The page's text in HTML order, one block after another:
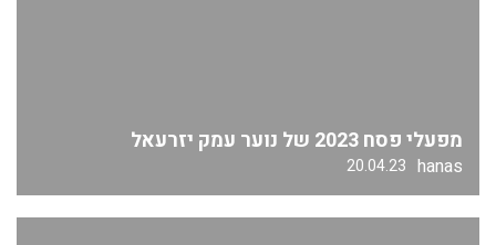
מפעלי פסח 2023 של נוער עמק יזרעאל
hanas
20.04.23